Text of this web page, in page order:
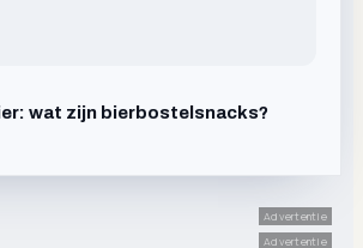
wat zijn bierbostelsnacks?
Advertentie
Advertentie